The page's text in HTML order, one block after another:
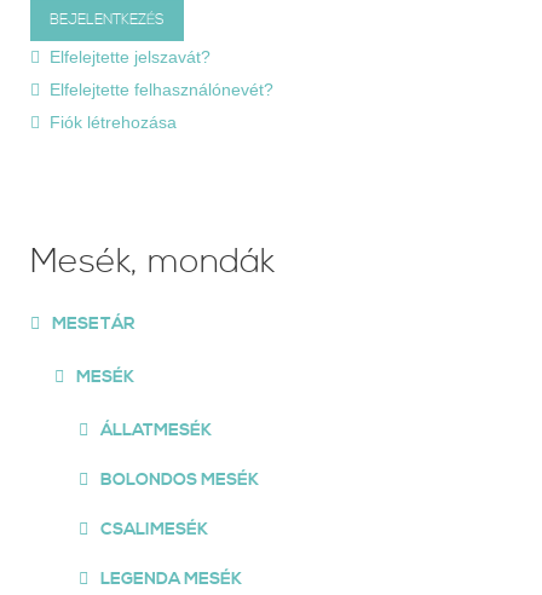
Elfelejtette jelszavát?
Elfelejtette felhasználónevét?
Fiók létrehozása
Mesék, mondák
MESETÁR
MESÉK
ÁLLATMESÉK
BOLONDOS MESÉK
CSALIMESÉK
LEGENDA MESÉK